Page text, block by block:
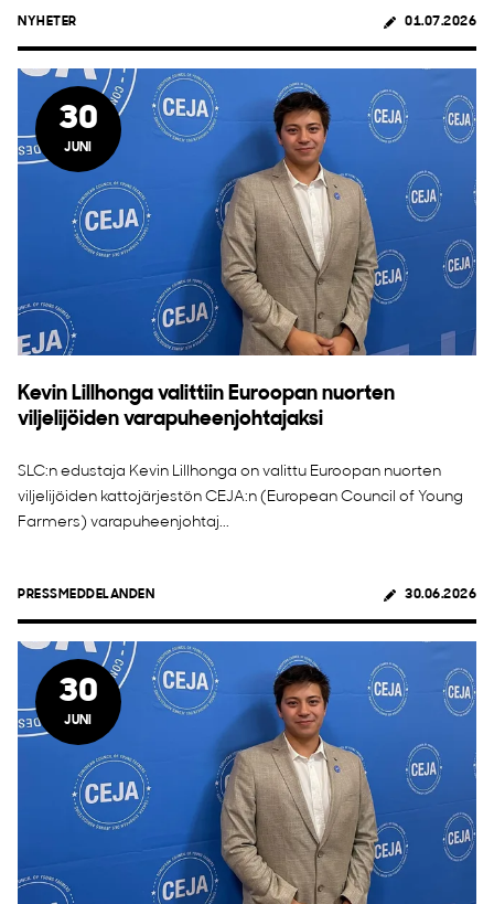
NYHETER 01.07.2026
30
JUNI
Kevin Lillhonga valittiin Euroopan nuorten
viljelijöiden varapuheenjohtajaksi
SLC:n edustaja Kevin Lillhonga on valittu Euroopan nuorten
viljelijöiden kattojärjestön CEJA:n (European Council of Young
Farmers) varapuheenjohtaj...
PRESSMEDDELANDEN 30.06.2026
30
JUNI